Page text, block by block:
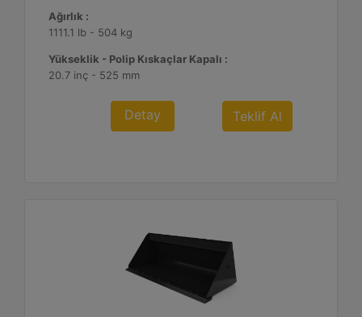
Ağırlık :
1111.1 lb - 504 kg
Yükseklik - Polip Kıskaçlar Kapalı :
20.7 inç - 525 mm
Detay Teklif Al